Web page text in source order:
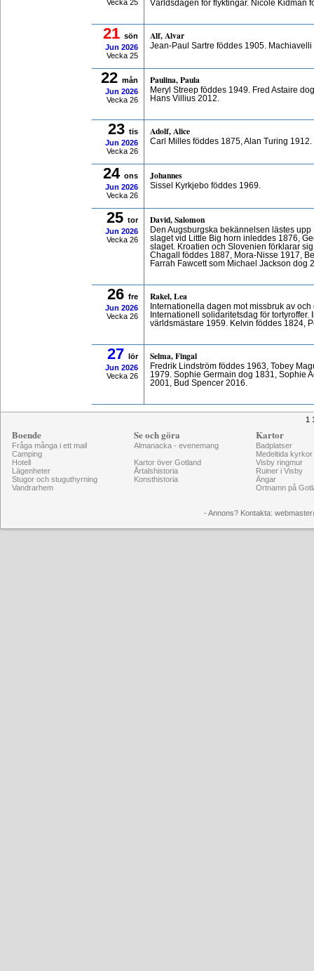
Vecka 25
Världsdagen för flyktingar. Nicole Kidman
21 sön
Jun 2026
Vecka 25
Alf, Alvar
Jean-Paul Sartre föddes 1905. Machiavelli
22 mån
Jun 2026
Vecka 26
Paulina, Paula
Meryl Streep föddes 1949. Fred Astaire
Hans Villius 2012.
23 tis
Jun 2026
Vecka 26
Adolf, Alice
Carl Milles föddes 1875, Alan Turing
24 ons
Jun 2026
Vecka 26
Johannes
Sissel Kyrkjebo föddes 1969.
25 tor
Jun 2026
Vecka 26
David, Salomon
Den Augsburgska bekännelsen lästes
slaget vid Little Big horn inleddes 1876,
slaget. Kroatien och Slovenien förklarar
Chagall föddes 1887, Mora-Nisse 1917,
Farrah Fawcett som Michael Jackson dog
26 fre
Jun 2026
Vecka 26
Rakel, Lea
Internationella dagen mot missbruk av
Internationell solidaritetsdag för tortyroffer.
världsmästare 1959. Kelvin föddes 1824,
27 lör
Jun 2026
Vecka 26
Selma, Fingal
Fredrik Lindström föddes 1963, Tobey
1979. Sophie Germain dog 1831, Sophie
2001, Bud Spencer 2016.
1
Boende
Fråga många i ett mail
Camping
Hotell
Lägenheter
Stugor och stuguthyrning
Vandrarhem
Se och göra
Almanacka - evenemang
Kartor över Gotland
Årtalshistoria
Konsthistoria
Kartor
Badplatser
Medeltida kyrkor
Visby ringmur
Ruiner i Visby
Ängar
Ortnamn på
- Annons? Kontakta: